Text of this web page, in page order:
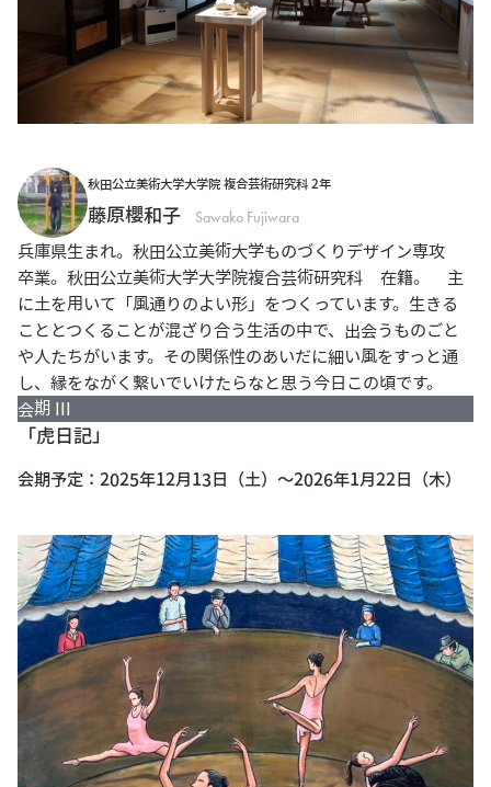
秋田公立美術大学大学院 複合芸術研究科 2年
藤原櫻和子 Sawako Fujiwara
兵庫県生まれ。秋田公立美術大学ものづくりデザイン専攻
卒業。秋田公立美術大学大学院複合芸術研究科 在籍。 主
に土を用いて「風通りのよい形」をつくっています。生きる
こととつくることが混ざり合う生活の中で、出会うものごと
や人たちがいます。その関係性のあいだに細い風をすっと通
し、縁をながく繋いでいけたらなと思う今日この頃です。
会期 III
「虎日記」
会期予定：2025年12月13日（土）～2026年1月22日（木）